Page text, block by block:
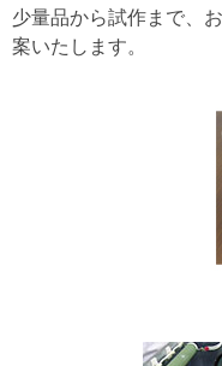
少量品から試作まで、
案いたします。